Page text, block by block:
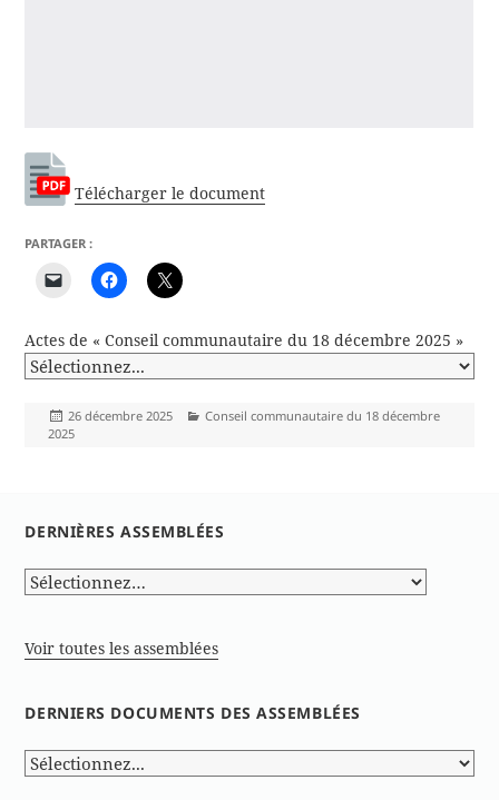
Télécharger le document
PARTAGER :
Actes de « Conseil communautaire du 18 décembre 2025 »
Publié
le
26 décembre 2025 Catégories
Conseil communautaire du 18 décembre
2025
DERNIÈRES ASSEMBLÉES
Voir toutes les assemblées
DERNIERS DOCUMENTS DES ASSEMBLÉES